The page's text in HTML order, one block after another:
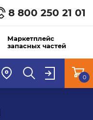
8 800 250 21 01
Маркетплейс
запасных частей
0